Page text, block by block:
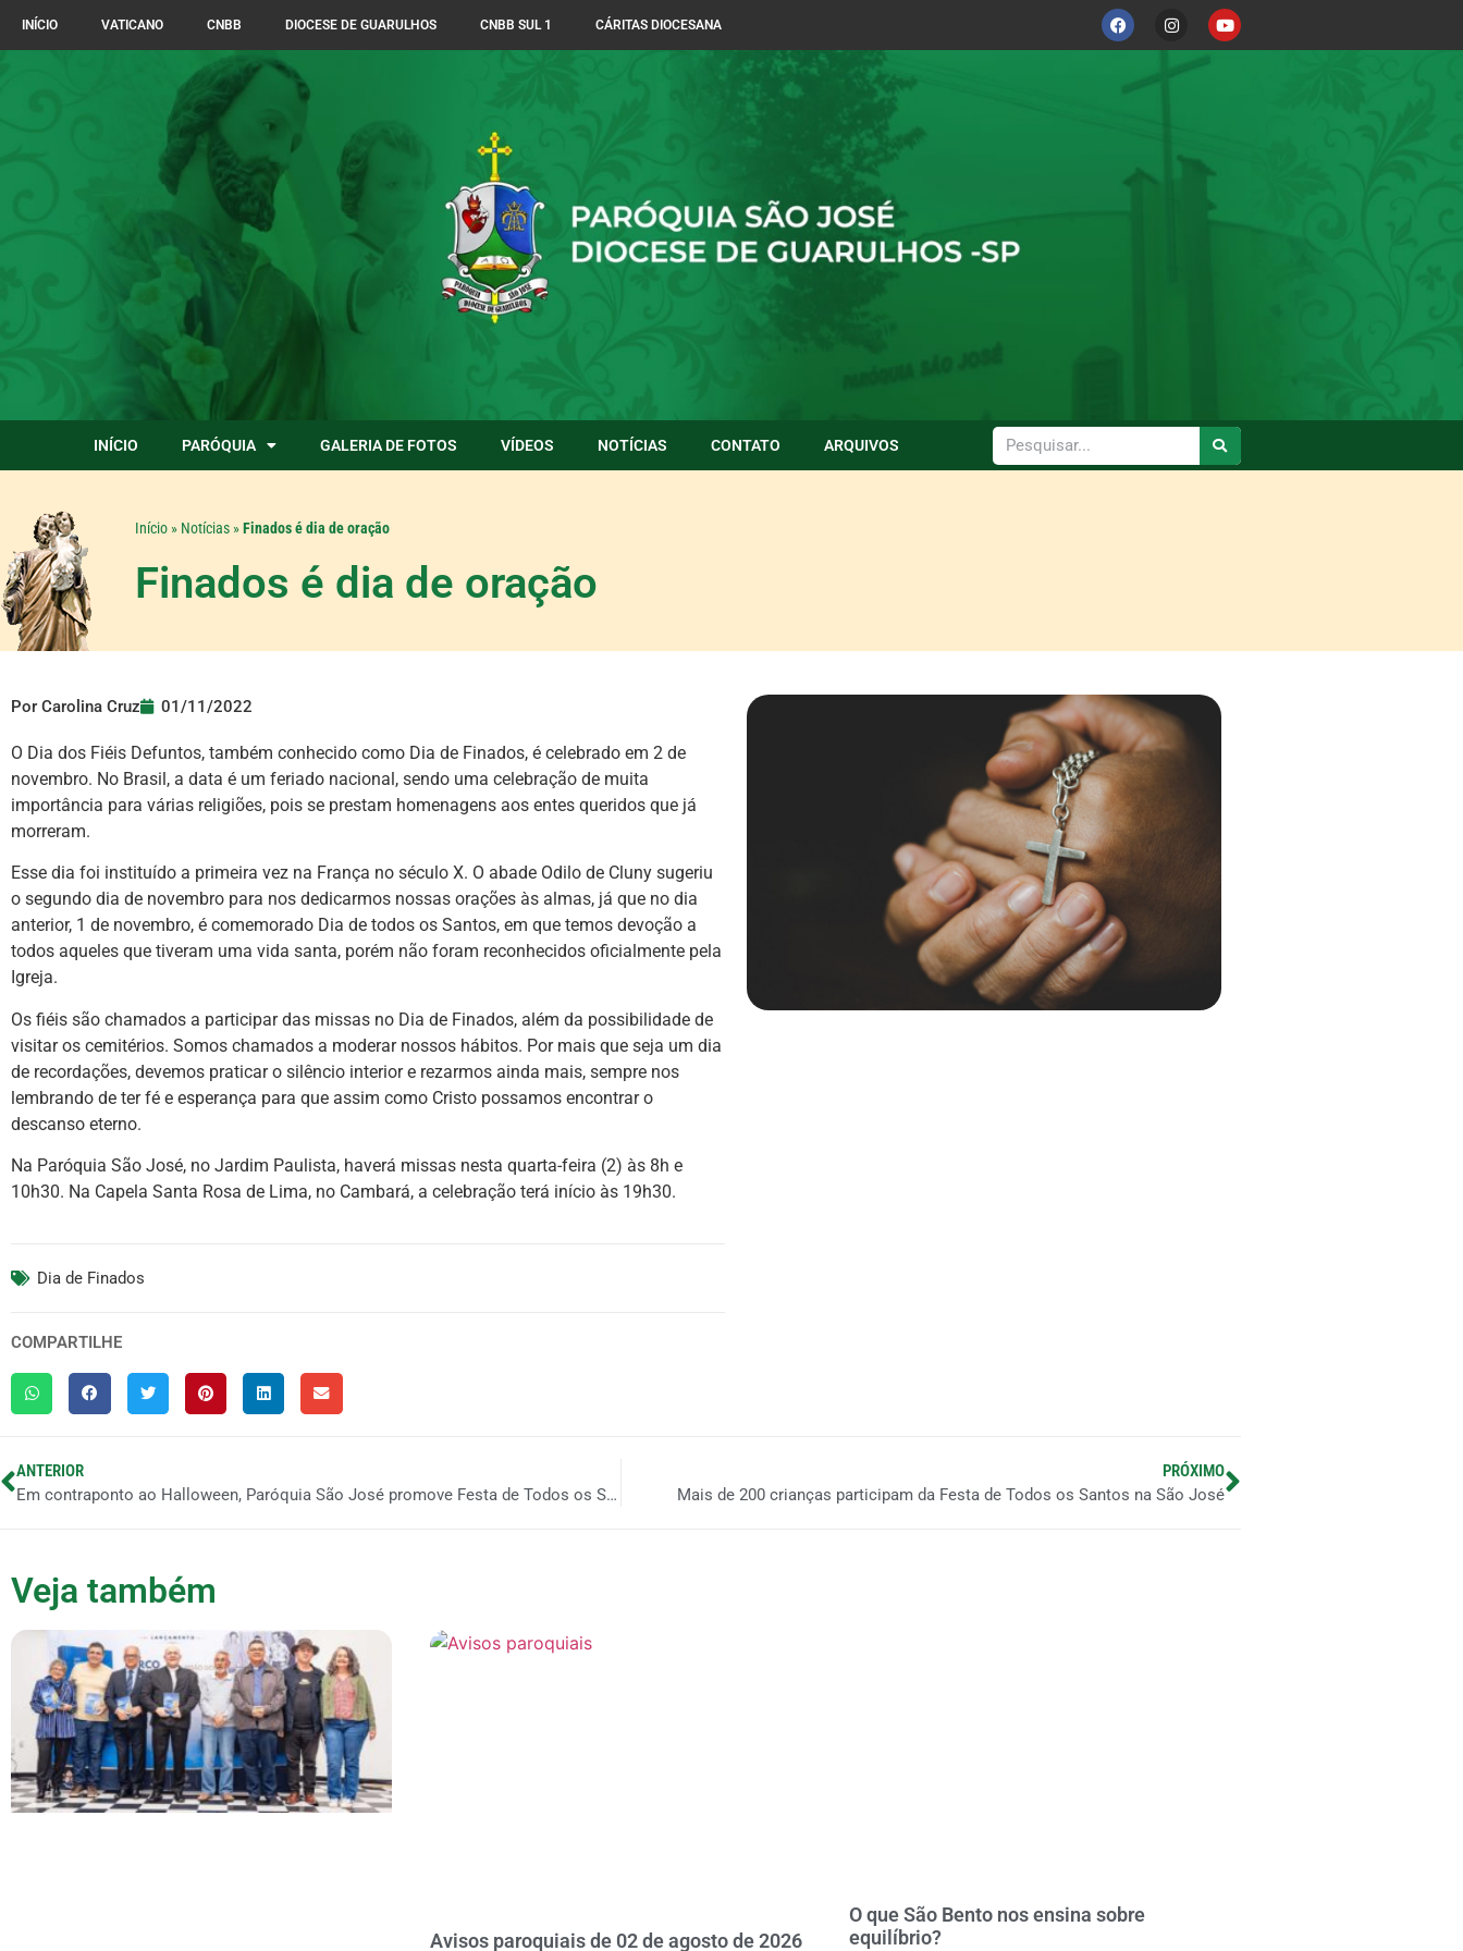
INÍCIO VATICANO CNBB DIOCESE DE GUARULHOS CNBB SUL 1 CÁRITAS DIOCESANA
INÍCIO PARÓQUIA GALERIA DE FOTOS VÍDEOS NOTÍCIAS CONTATO ARQUIVOS
Início » Notícias »Finados é dia de oração
Finados é dia de oração
Por Carolina Cruz 01/11/2022
O Dia dos Fiéis Defuntos, também conhecido como Dia de Finados, é celebrado em 2 de
novembro. No Brasil, a data é um feriado nacional, sendo uma celebração de muita
importância para várias religiões, pois se prestam homenagens aos entes queridos que já
morreram.
Esse dia foi instituído a primeira vez na França no século X. O abade Odilo de Cluny sugeriu
o segundo dia de novembro para nos dedicarmos nossas orações às almas, já que no dia
anterior, 1 de novembro, é comemorado Dia de todos os Santos, em que temos devoção a
todos aqueles que tiveram uma vida santa, porém não foram reconhecidos oficialmente pela
Igreja.
Os fiéis são chamados a participar das missas no Dia de Finados, além da possibilidade de
visitar os cemitérios. Somos chamados a moderar nossos hábitos. Por mais que seja um dia
de recordações, devemos praticar o silêncio interior e rezarmos ainda mais, sempre nos
lembrando de ter fé e esperança para que assim como Cristo possamos encontrar o
descanso eterno.
Na Paróquia São José, no Jardim Paulista, haverá missas nesta quarta-feira (2) às 8h e
10h30. Na Capela Santa Rosa de Lima, no Cambará, a celebração terá início às 19h30.
Dia de Finados
COMPARTILHE
ANTERIOR
Em contraponto ao Halloween, Paróquia São José promove Festa de Todos os Santos
PRÓXIMO
Mais de 200 crianças participam da Festa de Todos os Santos na São José
Veja também
Avisos paroquiais de 02 de agosto de 2026
O que São Bento nos ensina sobre
equilíbrio?